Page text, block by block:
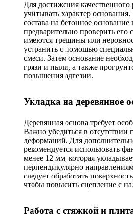
Для достижения качественного
учитывать характер
состава на бетонное основание
предварительно проверить его
имеются трещины или
устранить с помощью
смеси. Затем основание
грязи и пыли, а также
повышения адгезии.
Укладка на деревянное
Деревянная основа требует
Важно убедиться в отсутствии
деформаций. Для
рекомендуется использовать
менее 12 мм, которая
перпендикулярно
следует обработать
чтобы повысить сцепление с
Работа с стяжкой и